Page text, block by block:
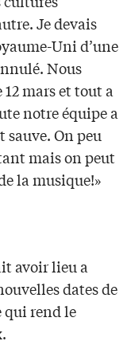
Je devais
Uni d’une
Nous
mars et tout a
notre équipe a
sauve. On peu
mais on peut
la musique!»
avoir lieu a
dates de
qui rend le